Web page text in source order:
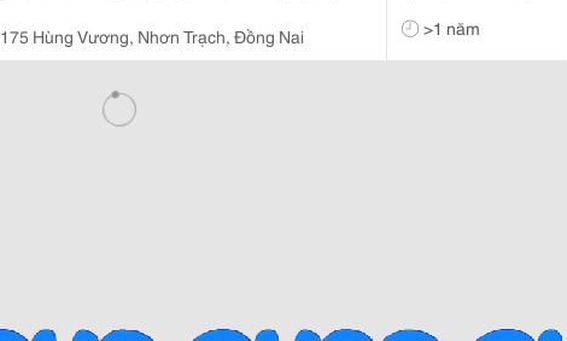
175 Hùng Vương, Nhơn Trạch, Đồng Nai
>1 năm